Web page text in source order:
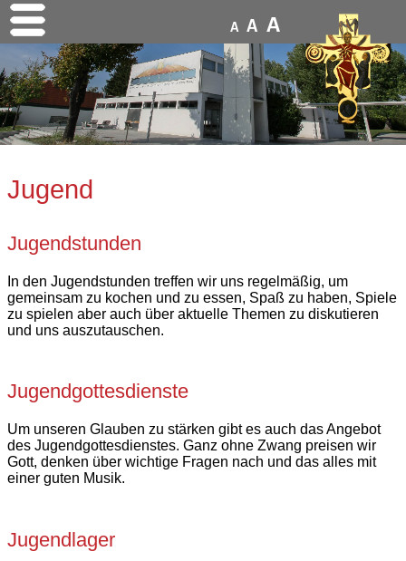
A A A
Jugend
Jugendstunden
In den Jugendstunden treffen wir uns regelmäßig, um
gemeinsam zu kochen und zu essen, Spaß zu haben, Spiele
zu spielen aber auch über aktuelle Themen zu diskutieren
und uns auszutauschen.
Jugendgottesdienste
Um unseren Glauben zu stärken gibt es auch das Angebot
des Jugendgottesdienstes. Ganz ohne Zwang preisen wir
Gott, denken über wichtige Fragen nach und das alles mit
einer guten Musik.
Jugendlager